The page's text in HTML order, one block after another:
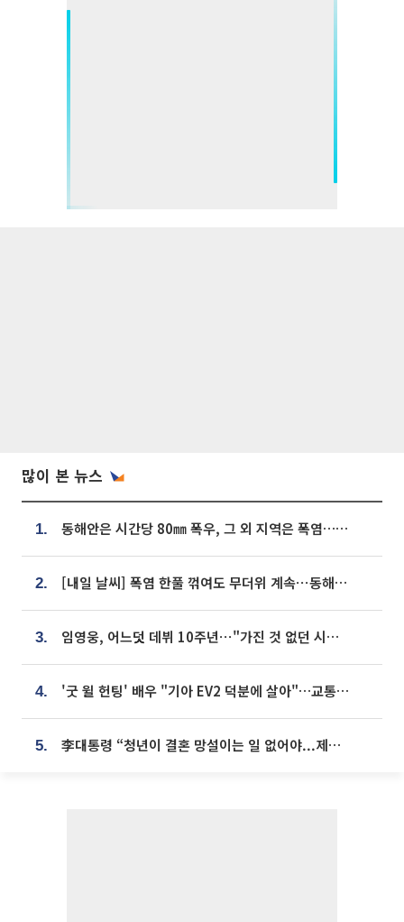
많이 본 뉴스
1. 동해안은 시간당 80㎜ 폭우, 그 외 지역은 폭염…‘극과 극 날씨’
2. [내일 날씨] 폭염 한풀 꺾여도 무더위 계속⋯동해안 이틀 연속 비
3. 임영웅, 어느덧 데뷔 10주년⋯"가진 것 없던 시절, 내 앞엔 20명의 팬뿐"
4. '굿 윌 헌팅' 배우 "기아 EV2 덕분에 살아"…교통사고 후 안전성 극찬
5. 李대통령 “청년이 결혼 망설이는 일 없어야...제도상 불이익 조사”